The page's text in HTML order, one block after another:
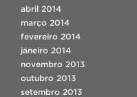
abril 2014
março 2014
fevereiro 2014
janeiro 2014
novembro 2013
outubro 2013
setembro 2013